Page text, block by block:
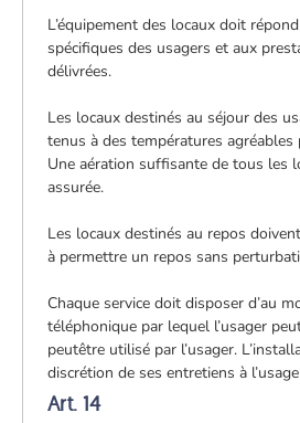
L’équipement des locaux doit
spécifiques des usagers et aux
délivrées.
Les locaux destinés au séjour des
tenus à des températures agréables
Une aération suffisante de tous les
assurée.
Les locaux destinés au repos
à permettre un repos sans
Chaque service doit disposer d’au
téléphonique par lequel l’usager
peutêtre utilisé par l’usager.
discrétion de ses entretiens à
Art. 14